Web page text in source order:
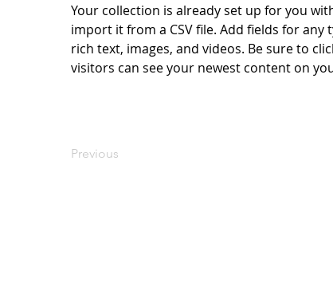
Your collection is already set up for you
import it from a CSV file. Add fields for
rich text, images, and videos. Be sure to
visitors can see your newest content on
Previous